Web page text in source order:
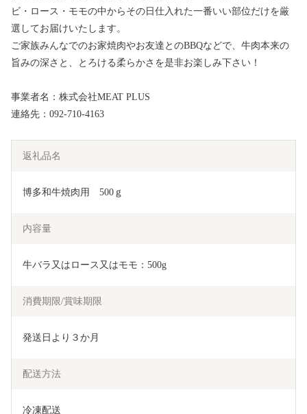
ビ・ロース・モモの中からその日仕入れた一番いい部位だけを厳
選してお届けいたします。
ご家族みんなでのお家焼肉やお友達とのBBQなどで、牛肉本来の
旨みの深さと、とろける柔らかさを是非お楽しみ下さい！
事業者名：株式会社MEAT PLUS
連絡先：092-710-4163
返礼品名
博多和牛焼肉用　500ｇ
内容量
牛バラ又はロース又はモモ：500g
消費期限/賞味期限
発送日より３か月
配送方法
冷凍配送